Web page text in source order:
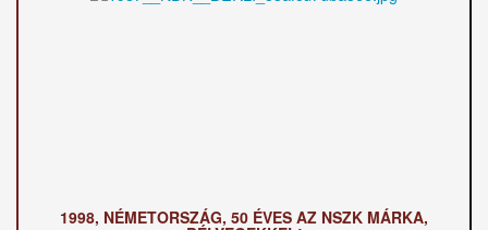
1998, NÉMETORSZÁG, 50 ÉVES AZ NSZK MÁRKA,